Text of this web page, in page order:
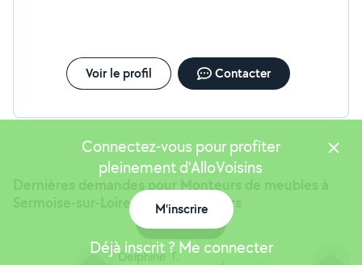
Voir le profil Contacter
Sermoise-sur-Loire (58) et alentours
Delphine T.
Connectez-vous pour profiter
pleinement d'AlloVoisins
M'inscrire
Déjà inscrit ? Me connecter